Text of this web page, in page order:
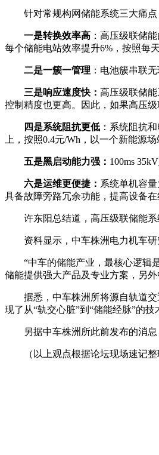
针对常规构网储能系统三大痛
一是转换效率高 ：高压级联储
每个储能电站效率提升6%，按照每
二是一簇一管理 ：电池簇串联
三是响应速度快： 高压级联储
控制精度也更高。因此，如果高压
四是系统阻抗更低 ：系统阻抗
上，按照0.4元/Wh，以一个新能源
五是黑启动能力强： 100ms
六是运维更便捷： 系统单机容
具备故障旁路冗余功能，提高设备在
许东阳总结道，高压级联储能
资料显示，中车株洲电力机车
“中车的储能产业，最核心逻辑
储能提供强大产品及专业方案，另
据悉，中车株洲所将源自轨道
现了从“轨交心脏”到“储能经脉”的技
另据中车株洲所此前发布的消
（以上观点根据论坛现场速记